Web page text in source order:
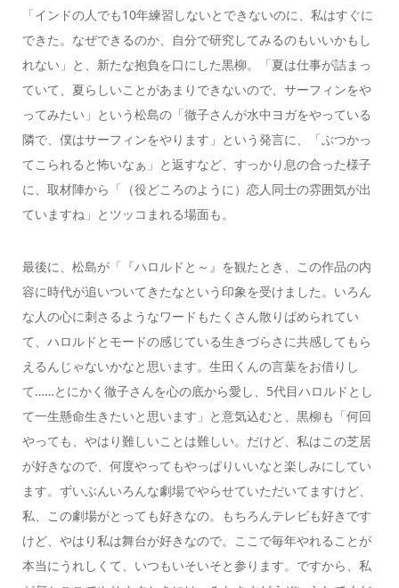
「インドの人でも10年練習しないとできないのに、私はすぐに
できた。なぜできるのか、自分で研究してみるのもいいかもし
れない」と、新たな抱負を口にした黒柳。「夏は仕事が詰まっ
ていて、夏らしいことがあまりできないので、サーフィンをや
ってみたい」という松島の「徹子さんが水中ヨガをやっている
隣で、僕はサーフィンをやります」という発言に、「ぶつかっ
てこられると怖いなぁ」と返すなど、すっかり息の合った様子
に、取材陣から「（役どころのように）恋人同士の雰囲気が出
ていますね」とツッコまれる場面も。
最後に、松島が「『ハロルドと～』を観たとき、この作品の内
容に時代が追いついてきたなという印象を受けました。いろん
な人の心に刺さるようなワードもたくさん散りばめられてい
て、ハロルドとモードの感じている生きづらさに共感してもら
えるんじゃないかなと思います。生田くんの言葉をお借りし
て……とにかく徹子さんを心の底から愛し、5代目ハロルドとし
て一生懸命生きたいと思います」と意気込むと、黒柳も「何回
やっても、やはり難しいことは難しい。だけど、私はこの芝居
が好きなので、何度やってもやっぱりいいなと楽しみにしてい
ます。ずいぶんいろんな劇場でやらせていただいてますけど、
私、この劇場がとっても好きなの。もちろんテレビも好きです
けど、やはり私は舞台が好きなので。ここで毎年やれることが
本当にうれしくて、いつもいそいそと参ります。ですから、私